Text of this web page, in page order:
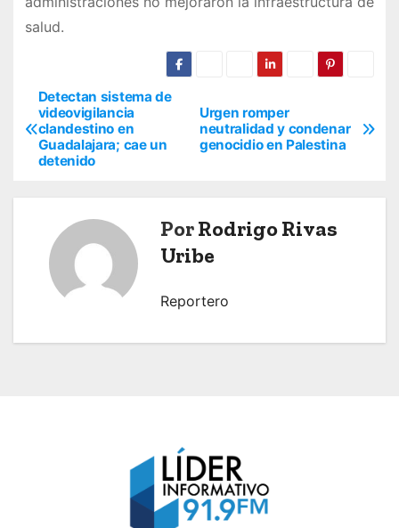
salud.
N
a
v
Urgen romper
neutralidad y condenar
genocidio en Palestina
Detectan sistema de
videovigilancia
clandestino en
Guadalajara; cae un
detenido
PorRodrigo Rivas
Uribe
Reportero